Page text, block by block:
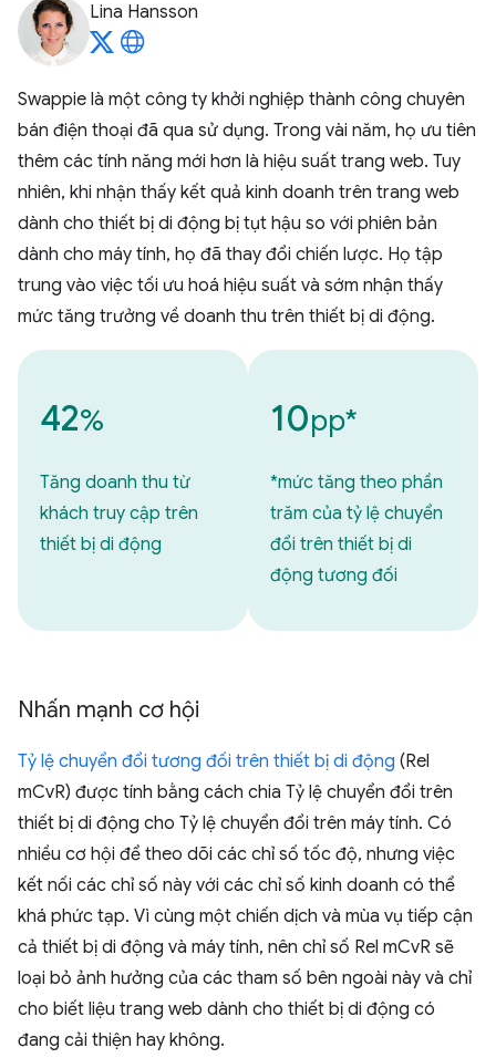
Lina Hansson
Swappie là một công ty khởi nghiệp thành công chuyên
bán điện thoại đã qua sử dụng. Trong vài năm, họ ưu tiên
thêm các tính năng mới hơn là hiệu suất trang web. Tuy
nhiên, khi nhận thấy kết quả kinh doanh trên trang web
dành cho thiết bị di động bị tụt hậu so với phiên bản
dành cho máy tính, họ đã thay đổi chiến lược. Họ tập
trung vào việc tối ưu hoá hiệu suất và sớm nhận thấy
mức tăng trưởng về doanh thu trên thiết bị di động.
42%
Tăng doanh thu từ
khách truy cập trên
thiết bị di động
10pp*
*mức tăng theo phần
trăm của tỷ lệ chuyển
đổi trên thiết bị di
động tương đối
Nhấn mạnh cơ hội
Tỷ lệ chuyển đổi tương đối trên thiết bị di động (Rel
mCvR) được tính bằng cách chia Tỷ lệ chuyển đổi trên
thiết bị di động cho Tỷ lệ chuyển đổi trên máy tính. Có
nhiều cơ hội để theo dõi các chỉ số tốc độ, nhưng việc
kết nối các chỉ số này với các chỉ số kinh doanh có thể
khá phức tạp. Vì cùng một chiến dịch và mùa vụ tiếp cận
cả thiết bị di động và máy tính, nên chỉ số Rel mCvR sẽ
loại bỏ ảnh hưởng của các tham số bên ngoài này và chỉ
cho biết liệu trang web dành cho thiết bị di động có
đang cải thiện hay không.